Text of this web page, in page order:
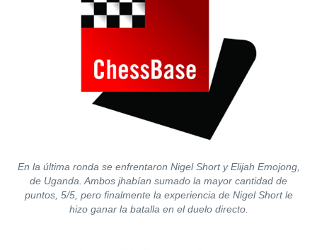
En la última ronda se enfrentaron Nigel Short y Elijah Emojong,
de Uganda. Ambos jhabían sumado la mayor cantidad de
puntos, 5/5, pero finalmente la experiencia de Nigel Short le
hizo ganar la batalla en el duelo directo.